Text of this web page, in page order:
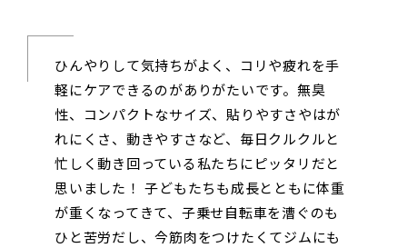
ひんやりして気持ちがよく、コリや疲れを手
軽にケアできるのがありがたいです。無臭
性、コンパクトなサイズ、貼りやすさやはが
れにくさ、動きやすさなど、毎日クルクルと
忙しく動き回っている私たちにピッタリだと
思いました！ 子どもたちも成長とともに体重
が重くなってきて、子乗せ自転車を漕ぐのも
ひと苦労だし、今筋肉をつけたくてジムにも